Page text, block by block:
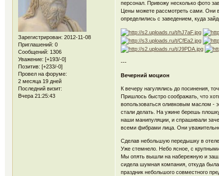
Зарегистрирован: 2012-11-08
Приглашений: 0
Сообщений: 1306
Уважение: [+193/-0]
Позитив: [+233/-0]
Провел на форуме:
2 месяца 19 дней
Последний визит:
Вчера 21:25:43
персонал. Привожу несколько фото
Цены можете рассмотреть сами. Они
определились с заведением, куда
---
Вечерний моцион
К вечеру нагулялись до посинения,
Пришлось быстро соображать, что
вопользоваться оливковым маслом -
стали делать. На ужине берешь
наши манипуляции, и спрашивали
всеми фибрами лица. Они
Сделав небольшую передышку в
Уже стемнело. Небо ясное, с
Мы опять вышли на набережную и
сидела шумная компания, откуда
праздник небольшого совместного